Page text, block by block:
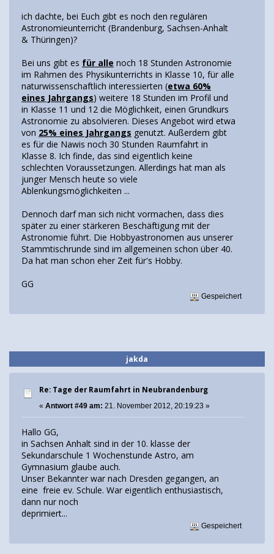
ich dachte, bei Euch gibt es noch den regulären
Astronomieunterricht (Brandenburg, Sachsen-Anhalt
& Thüringen)?
Bei uns gibt es für alle noch 18 Stunden Astronomie
im Rahmen des Physikunterrichts in Klasse 10, für alle
naturwissenschaftlich interessierten (etwa 60%
eines Jahrgangs) weitere 18 Stunden im Profil und
in Klasse 11 und 12 die Möglichkeit, einen Grundkurs
Astronomie zu absolvieren. Dieses Angebot wird etwa
von 25% eines Jahrgangs genutzt. Außerdem gibt
es für die Nawis noch 30 Stunden Raumfahrt in
Klasse 8. Ich finde, das sind eigentlich keine
schlechten Voraussetzungen. Allerdings hat man als
junger Mensch heute so viele
Ablenkungsmöglichkeiten ...
Dennoch darf man sich nicht vormachen, dass dies
später zu einer stärkeren Beschäftigung mit der
Astronomie führt. Die Hobbyastronomen aus unserer
Stammtischrunde sind im allgemeinen schon über 40.
Da hat man schon eher Zeit für's Hobby.
GG
Gespeichert
jakda
Re: Tage der Raumfahrt in Neubrandenburg
« Antwort #49 am: 21. November 2012, 20:19:23 »
Hallo GG,
in Sachsen Anhalt sind in der 10. klasse der
Sekundarschule 1 Wochenstunde Astro, am
Gymnasium glaube auch.
Unser Bekannter war nach Dresden gegangen, an
eine freie ev. Schule. War eigentlich enthusiastisch,
dann nur noch
deprimiert...
Gespeichert